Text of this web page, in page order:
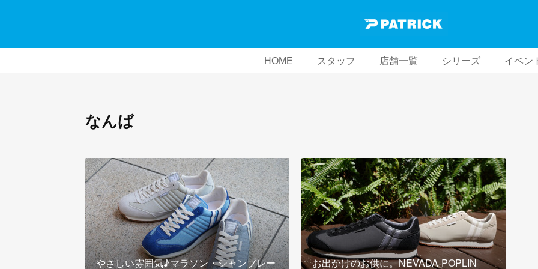
HOME スタッフ 店舗一覧 シリーズ イベン
なんば
やさしい雰囲気♪マラソン・シャンブレー お出かけのお供に。NEVADA-POPLIN